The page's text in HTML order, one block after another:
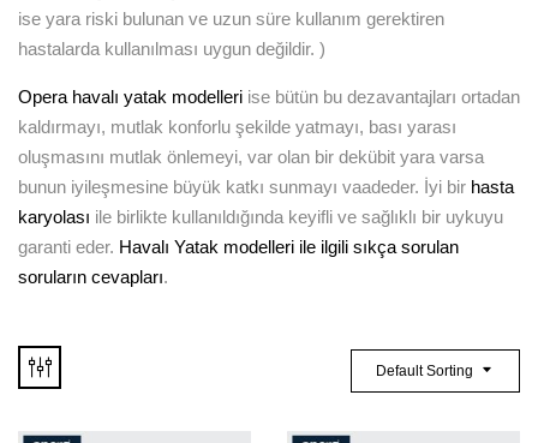
ise yara riski bulunan ve uzun süre kullanım gerektiren
hastalarda kullanılması uygun değildir. )
Opera havalı yatak modelleri ise bütün bu dezavantajları ortadan
kaldırmayı, mutlak konforlu şekilde yatmayı, bası yarası
oluşmasını mutlak önlemeyi, var olan bir dekübit yara varsa
bunun iyileşmesine büyük katkı sunmayı vaadeder. İyi bir hasta
karyolası ile birlikte kullanıldığında keyifli ve sağlıklı bir uykuyu
garanti eder. Havalı Yatak modelleri ile ilgili sıkça sorulan
soruların cevapları.
Default Sorting